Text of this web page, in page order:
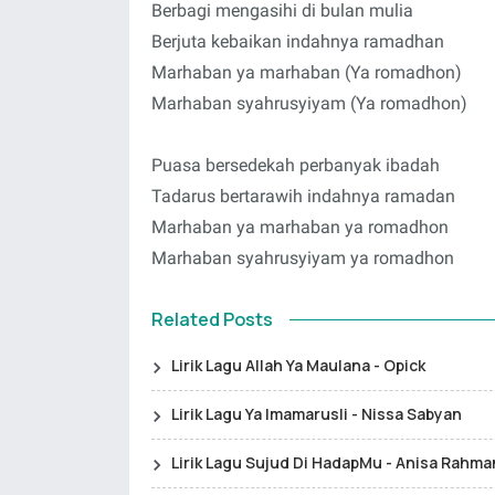
Berbagi mengasihi di bulan mulia
Berjuta kebaikan indahnya ramadhan
Marhaban ya marhaban (Ya romadhon)
Marhaban syahrusyiyam (Ya romadhon)
Puasa bersedekah perbanyak ibadah
Tadarus bertarawih indahnya ramadan
Marhaban ya marhaban ya romadhon
Marhaban syahrusyiyam ya romadhon
Related Posts
Lirik Lagu Allah Ya Maulana - Opick
Lirik Lagu Ya Imamarusli - Nissa Sabyan
Lirik Lagu Sujud Di HadapMu - Anisa